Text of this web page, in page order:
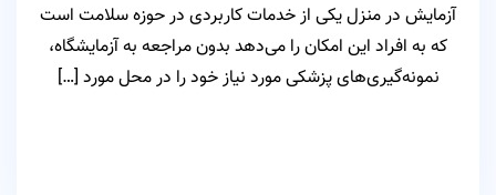
آزمایش در منزل یکی از خدمات کاربردی در حوزه سلامت است
که به افراد این امکان را می‌دهد بدون مراجعه به آزمایشگاه،
نمونه‌گیری‌های پزشکی مورد نیاز خود را در محل مورد […]